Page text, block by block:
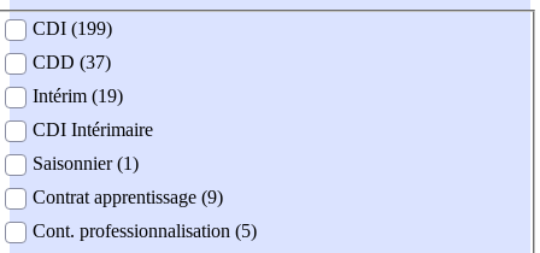
contrat
CDI (199)
CDD (37)
Intérim (19)
CDI Intérimaire
Saisonnier (1)
Contrat apprentissage (9)
Cont. professionnalisation (5)